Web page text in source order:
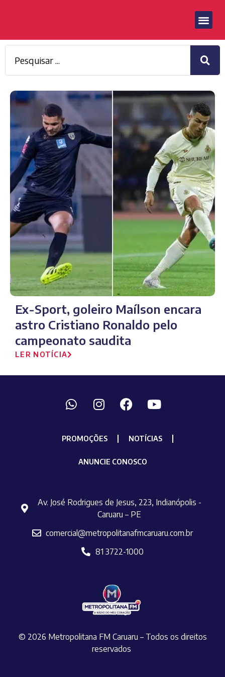
Ex-Sport, goleiro Maílson encara
astro Cristiano Ronaldo pelo
campeonato saudita
LER NOTÍCIA
PROMOÇÕES NOTÍCIAS
ANUNCIE CONOSCO
Av. José Rodrigues de Jesus, 223, Indianópolis -
Caruaru – PE
comercial@metropolitanafmcaruaru.com.br
81 3722-1000
© 2026 Metropolitana FM Caruaru – Todos os direitos
reservados